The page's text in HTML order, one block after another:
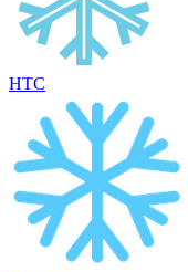
HTC